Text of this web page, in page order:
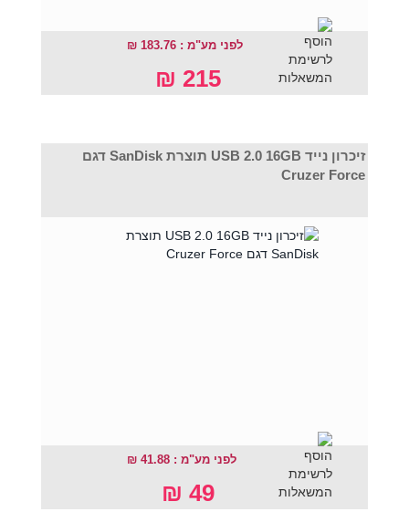
לפני מע"מ : 183.76 ₪
215 ₪
זיכרון נייד USB 2.0 16GB תוצרת SanDisk דגם
Cruzer Force
לפני מע"מ : 41.88 ₪
49 ₪